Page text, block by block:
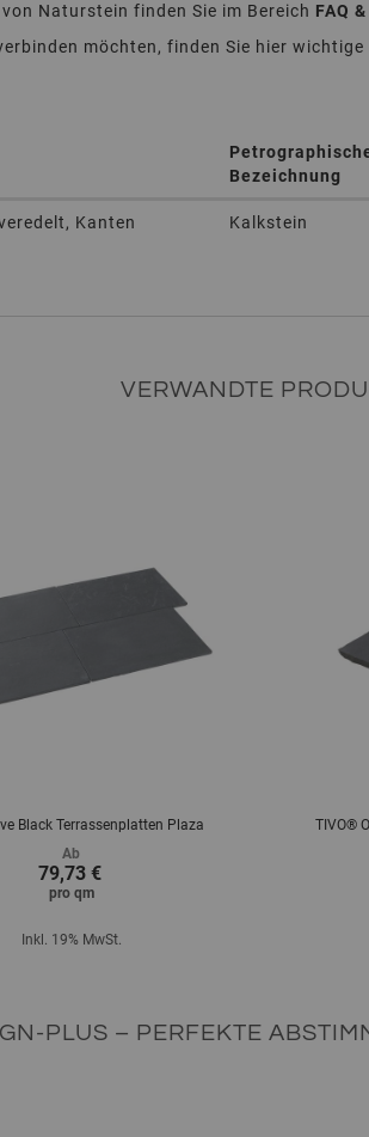
Naturstein finden Sie im Bereich FAQ
möchten, finden Sie hier wichtige
Bezeichnung
Kanten
Kalkstein
VERWANDTE
Black Terrassenplatten Plaza
Ab
79,73 €
pro qm
Inkl. 19% MwSt.
TIVO®
PLUS – PERFEKTE